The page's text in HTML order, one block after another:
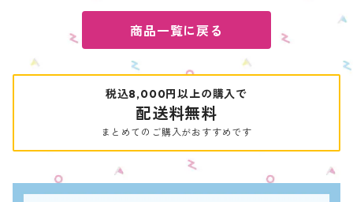
商品一覧に戻る
税込8,000円以上の購入で
配送料無料
まとめてのご購入がおすすめです